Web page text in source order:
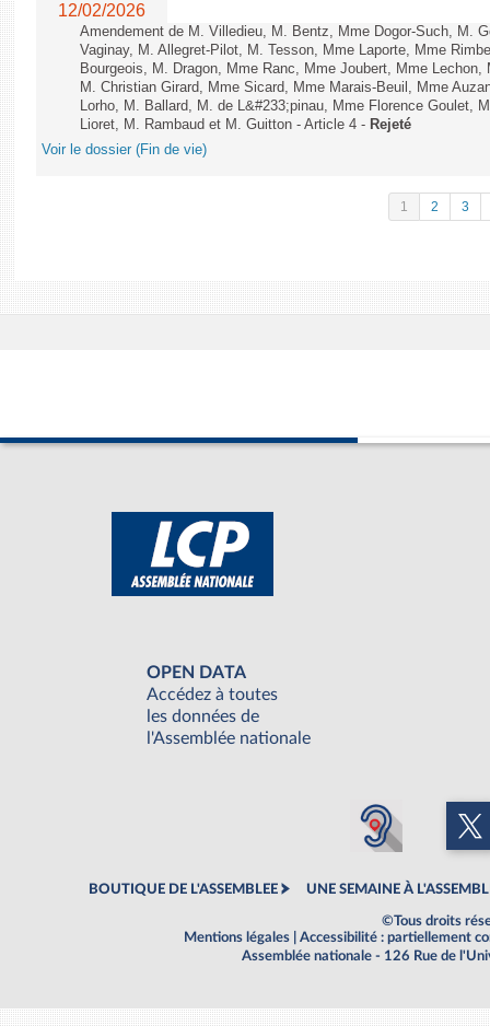
12/02/2026
Amendement de M. Villedieu, M. Bentz, Mme Dogor-Such, M.
Vaginay, M. Allegret-Pilot, M. Tesson, Mme Laporte, Mme
Bourgeois, M. Dragon, Mme Ranc, Mme Joubert, Mme
M. Christian Girard, Mme Sicard, Mme Marais-Beuil, Mme
Lorho, M. Ballard, M. de L&#233;pinau, Mme Florence Goulet,
Lioret, M. Rambaud et M. Guitton - Article 4 - Rejeté
Voir le dossier (Fin de vie)
1 2 3
OPEN DATA
Accédez à toutes
les données de
l'Assemblée nationale
BOUTIQUE DE L'ASSEMBLEE UNE SEMAINE À
©Tous droits
Mentions légales
Accessibilité : partiellement
Assemblée nationale - 126 Rue de